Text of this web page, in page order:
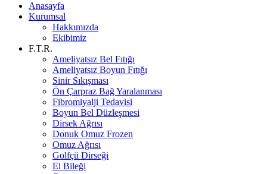
Anasayfa
Kurumsal
Hakkımızda
Ekibimiz
F.T.R.
Ameliyatsız Bel Fıtığı
Ameliyatsız Boyun Fıtığı
Sinir Sıkışması
Ön Çarpraz Bağ Yaralanması
Fibromiyalji Tedavisi
Boyun Bel Düzleşmesi
Dirsek Ağrısı
Donuk Omuz Frozen
Omuz Ağrısı
Golfçü Dirseği
El Bileği